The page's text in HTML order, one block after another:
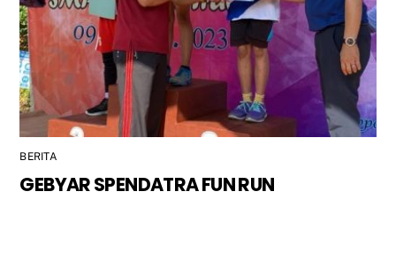
BERITA
GEBYAR SPENDATRA FUN RUN